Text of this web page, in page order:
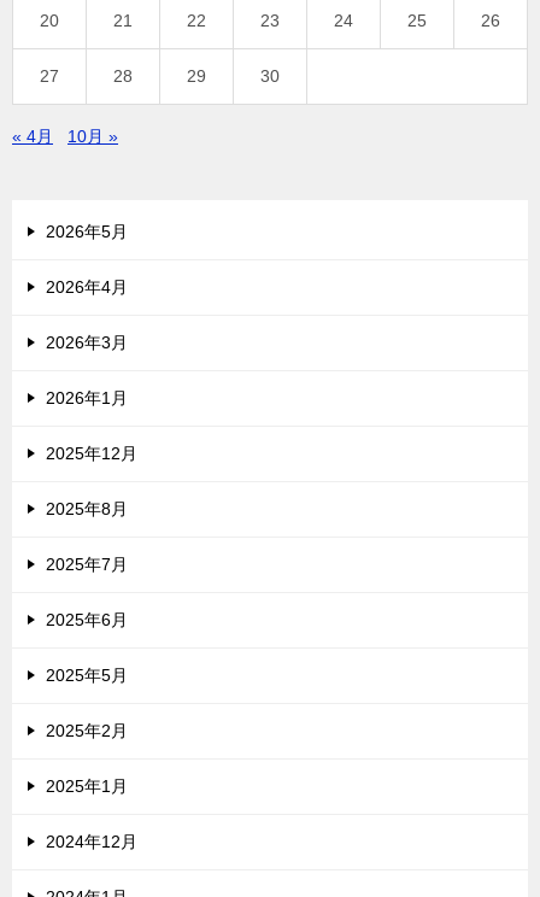
20 21 22 23 24 25 26
27 28 29 30
« 4月 10月 »
2026年5月
2026年4月
2026年3月
2026年1月
2025年12月
2025年8月
2025年7月
2025年6月
2025年5月
2025年2月
2025年1月
2024年12月